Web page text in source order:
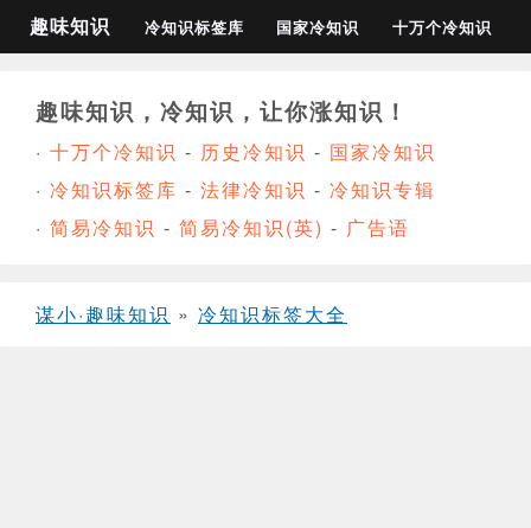
趣味知识 冷知识标签库 国家冷知识 十万个冷知识
趣味知识，冷知识，让你涨知识！
· 十万个冷知识 - 历史冷知识 - 国家冷知识
· 冷知识标签库 - 法律冷知识 - 冷知识专辑
· 简易冷知识 - 简易冷知识(英) - 广告语
谋小·趣味知识 » 冷知识标签大全